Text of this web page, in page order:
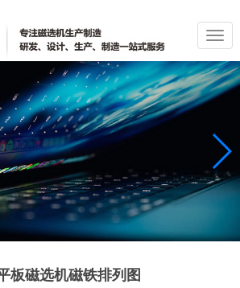
切
换
导
航
板磁选机磁铁排列图